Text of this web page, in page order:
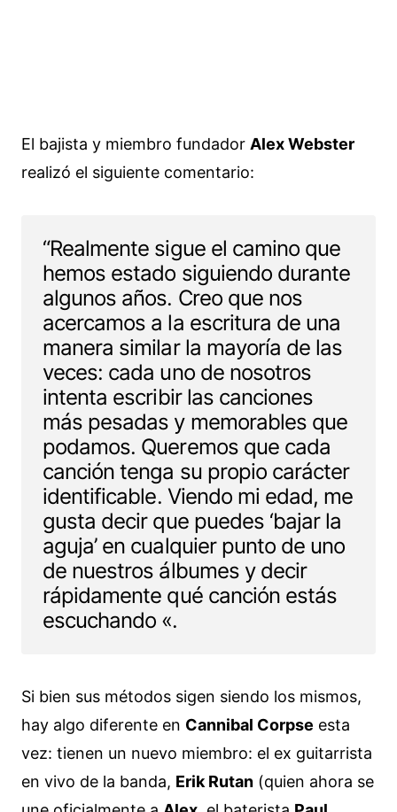
El bajista y miembro fundador Alex Webster
realizó el siguiente comentario:
“Realmente sigue el camino que
hemos estado siguiendo durante
algunos años. Creo que nos
acercamos a la escritura de una
manera similar la mayoría de las
veces: cada uno de nosotros
intenta escribir las canciones
más pesadas y memorables que
podamos. Queremos que cada
canción tenga su propio carácter
identificable. Viendo mi edad, me
gusta decir que puedes ‘bajar la
aguja’ en cualquier punto de uno
de nuestros álbumes y decir
rápidamente qué canción estás
escuchando «.
Si bien sus métodos sigen siendo los mismos,
hay algo diferente en Cannibal Corpse esta
vez: tienen un nuevo miembro: el ex guitarrista
en vivo de la banda, Erik Rutan (quien ahora se